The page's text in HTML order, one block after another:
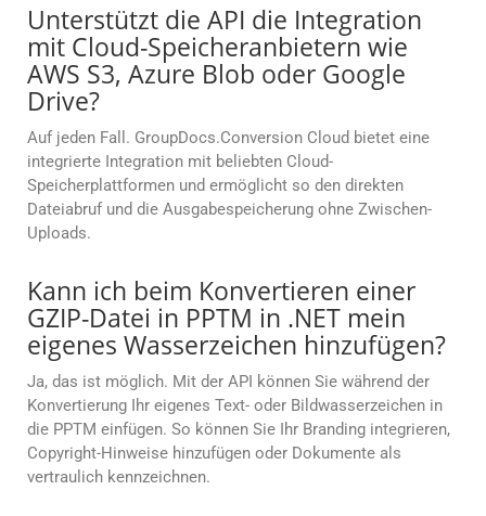
Unterstützt die API die Integration
mit Cloud-Speicheranbietern wie
AWS S3, Azure Blob oder Google
Drive?
Auf jeden Fall. GroupDocs.Conversion Cloud bietet eine
integrierte Integration mit beliebten Cloud-
Speicherplattformen und ermöglicht so den direkten
Dateiabruf und die Ausgabespeicherung ohne Zwischen-
Uploads.
Kann ich beim Konvertieren einer
GZIP-Datei in PPTM in .NET mein
eigenes Wasserzeichen hinzufügen?
Ja, das ist möglich. Mit der API können Sie während der
Konvertierung Ihr eigenes Text- oder Bildwasserzeichen in
die PPTM einfügen. So können Sie Ihr Branding integrieren,
Copyright-Hinweise hinzufügen oder Dokumente als
vertraulich kennzeichnen.